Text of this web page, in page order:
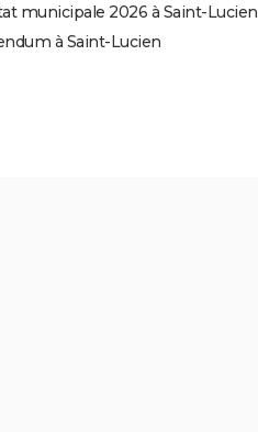
municipale 2026 à Saint-Lucien
à Saint-Lucien